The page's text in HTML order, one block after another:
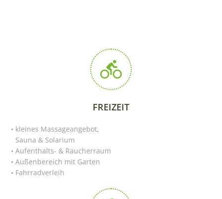
FREIZEIT
kleines Massageangebot,
Sauna & Solarium
Aufenthalts- & Raucherraum
Außenbereich mit Garten
Fahrradverleih